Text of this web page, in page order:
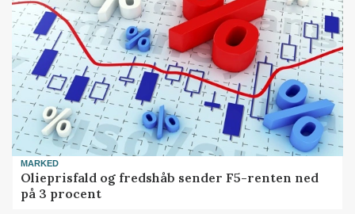
MARKED
Olieprisfald og fredshåb sender F5-renten ned
på 3 procent